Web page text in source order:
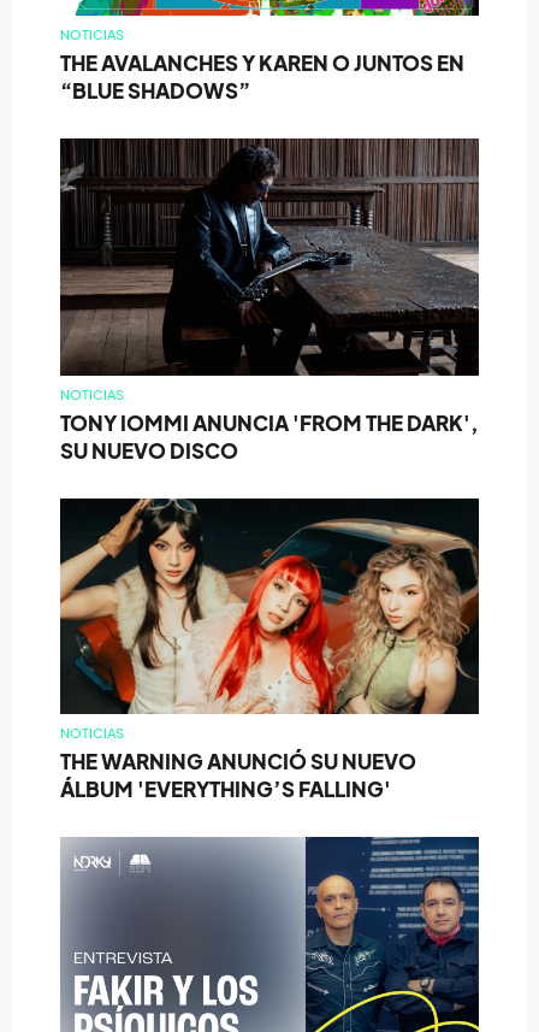
NOTICIAS
THE AVALANCHES Y KAREN O JUNTOS EN
“BLUE SHADOWS”
NOTICIAS
TONY IOMMI ANUNCIA 'FROM THE DARK',
SU NUEVO DISCO
NOTICIAS
THE WARNING ANUNCIÓ SU NUEVO
ÁLBUM 'EVERYTHING’S FALLING'